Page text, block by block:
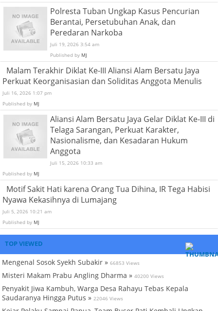
Polresta Tuban Ungkap Kasus Pencurian
Berantai, Persetubuhan Anak, dan
Peredaran Narkoba
Juli 19, 2026 3:54 am
Published by MJ
Malam Terakhir Diklat Ke-III Aliansi Alam Bersatu Jaya
Perkuat Keorganisasian dan Soliditas Anggota Menulis
Juli 16, 2026 1:07 pm
Published by MJ
Aliansi Alam Bersatu Jaya Gelar Diklat Ke-III di
Telaga Sarangan, Perkuat Karakter,
Nasionalisme, dan Kesadaran Hukum
Anggota
Juli 15, 2026 10:33 am
Published by MJ
Motif Sakit Hati karena Orang Tua Dihina, IR Tega Habisi
Nyawa Kekasihnya di Lumajang
Juli 5, 2026 10:21 am
Published by MJ
TOP VIEWED
Mengenal Sosok Syekh Subakir » 66853 Views
Misteri Makam Prabu Angling Dharma » 40200 Views
Penyakit Jiwa Kambuh, Warga Desa Rahayu Tebas Kepala
Saudaranya Hingga Putus » 22046 Views